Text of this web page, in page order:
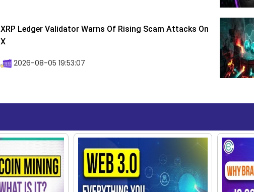
XRP Ledger Validator Warns Of Rising Scam Attacks On
X
2026-08-05 19:53:07